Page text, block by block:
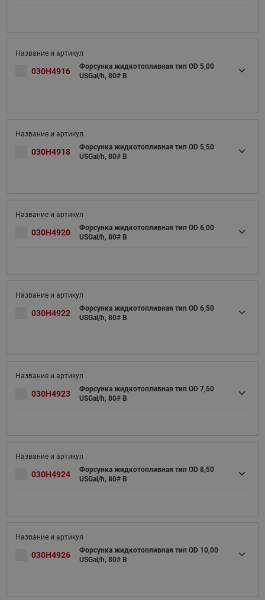
030H4916
Форсунка жидкотопливная тип OD 5,00
USGal/h, 80# B
030H4918
Форсунка жидкотопливная тип OD 5,50
USGal/h, 80# B
030H4920
Форсунка жидкотопливная тип OD 6,00
USGal/h, 80# B
030H4922
Форсунка жидкотопливная тип OD 6,50
USGal/h, 80# B
030H4923
Форсунка жидкотопливная тип OD 7,50
USGal/h, 80# B
030H4924
Форсунка жидкотопливная тип OD 8,50
USGal/h, 80# B
030H4926
Форсунка жидкотопливная тип OD 10,00
USGal/h, 80# B